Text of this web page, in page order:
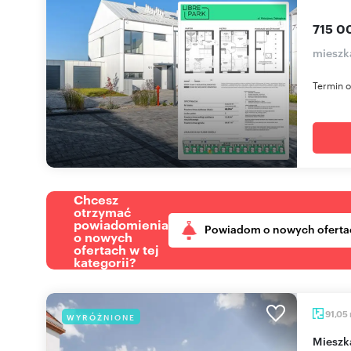
715
Termin
Chcesz
otrzymać
powiadomienia
o nowych
ofertach w tej
kategorii?
Powiadom o nowych
WYRÓŻNIONE 91,05